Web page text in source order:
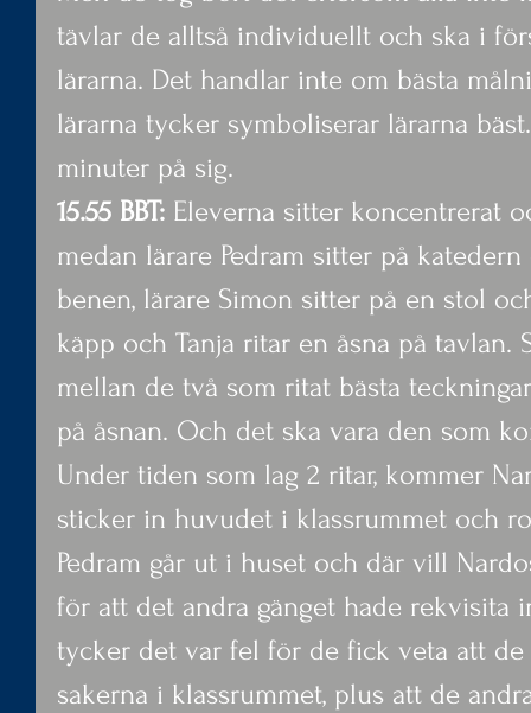
tävlar de alltså individuellt och ska i
lärarna. Det handlar inte om bästa
lärarna tycker symboliserar lärarna
minuter på sig.
15.55 BBT: Eleverna sitter koncentrerat
medan lärare Pedram sitter på
benen, lärare Simon sitter på en stol
käpp och Tanja ritar en åsna på tavlan.
mellan de två som ritat bästa
på åsnan. Och det ska vara den som
Under tiden som lag 2 ritar, kommer
sticker in huvudet i klassrummet och
Pedram går ut i huset och där vill
för att det andra gänget hade rekvisita
tycker det var fel för de fick veta att
sakerna i klassrummet, plus att de